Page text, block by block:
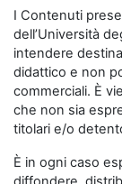
I Contenuti
dell’Università
intendere
didattico e non
commerciali. È
che non sia
titolari e/o
È in ogni caso